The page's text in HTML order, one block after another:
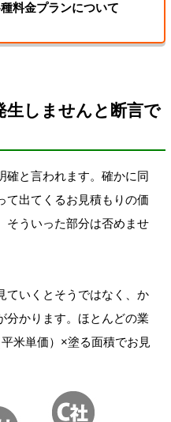
料金プランについて
生しませんと断言で
と言われます。確かに同
て出てくるお見積もりの価
そういった部分は否めませ
ていくとそうではなく、か
分かります。ほとんどの業
米単価）×塗る面積でお見